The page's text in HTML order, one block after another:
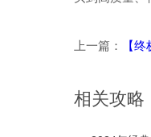
上一篇： 【
相关攻略